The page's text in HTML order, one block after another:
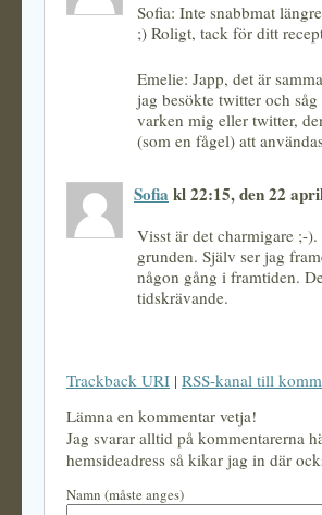
Sofia: Inte snabbmat
;) Roligt, tack för ditt
Emelie: Japp, det är
jag besökte twitter och
varken mig eller twitter,
(som en fågel) att
Sofia kl 22:15, den 22
Visst är det charmigare ;-
grunden. Själv ser jag
någon gång i framtiden.
tidskrävande.
Trackback URI | RSS-kanal till
Lämna en kommentar vetja!
Jag svarar alltid på kommentarerna
hemsideadress så kikar jag in där
Namn (måste anges)